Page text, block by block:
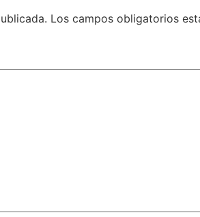
Los campos obligatorios